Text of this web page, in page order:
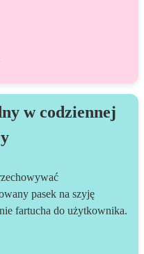
w codziennej
pasek na szyję
fartucha do użytkownika.